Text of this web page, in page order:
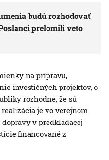
budú rozhodovať
prelomili veto
na prípravu,
investičných projektov, o
rozhodne, že sú
je vo verejnom
v predkladacej
financované z